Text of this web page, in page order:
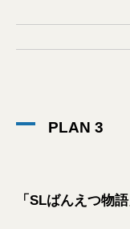
PLAN 3
「SLばんえつ物